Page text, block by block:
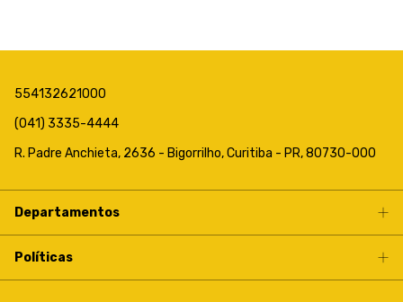
554132621000
(041) 3335-4444
R. Padre Anchieta, 2636 - Bigorrilho, Curitiba - PR, 80730-000
Departamentos
Políticas